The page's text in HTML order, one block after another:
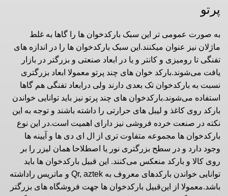
پرتو
به صورت عمومی تر این سبک بارکدخوان ها را گاها به غلط
ماژلان نیز عنوان میکنند.این سبک بارکدخوان ها را در اندازه های
تفنگی تا رومیزی و کانتر و یا در ابعاد صنعتی و بزرگتر در بازار
یافت می‌شوند.بارکد خوان های چند پرتو معمولا ابعاد بزرگتری
نسبت به بارکدخوان تک بعدی دارند ولی درابعاد تفنگی هم گاها
استفاده می‌شوند.بارکدخوان های چند پرتو نیز باید توانایی خواندن
بارکد روی کاغذ و لیبل های حرارتی را داشته باشند و توجه به این
نکته در صنعت خرده فروشی نیز دارای اهمیت است.در این نوع
بارکدخوان ها مجموعه متفاوت تری از ال ای دی ها و آیینه ها
وجود دارد و در سطح بزرگتری نور یا اصطلاحا همان لیزر را بر
روی کالا و بارکد منعکس می‌کنند. این قبیل بارکدخوان ها باید
توانایی خواندن بارکدهای معروف به Qr, aztek و ماتریس راداشته
باشد.معمولا از این‌قبیل بارکدخوان ها جهت فروشگاه های بزرگتر